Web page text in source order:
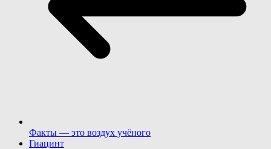
Факты — это воздух учёного
Гиацинт